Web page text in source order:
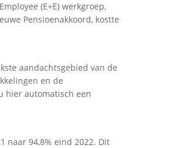
(E+E) werkgroep,
Pensioenakkoord, kostte
aandachtsgebied van de
en de
hier automatisch een
naar 94,8% eind 2022. Dit